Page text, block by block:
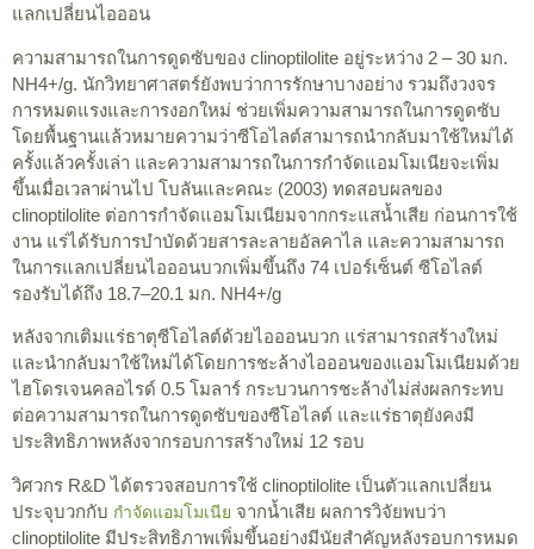
แลกเปลี่ยนไอออน
ความสามารถในการดูดซับของ clinoptilolite อยู่ระหว่าง 2 – 30 มก.
NH4+/g. นักวิทยาศาสตร์ยังพบว่าการรักษาบางอย่าง รวมถึงวงจร
การหมดแรงและการงอกใหม่ ช่วยเพิ่มความสามารถในการดูดซับ
โดยพื้นฐานแล้วหมายความว่าซีโอไลต์สามารถนำกลับมาใช้ใหม่ได้
ครั้งแล้วครั้งเล่า และความสามารถในการกำจัดแอมโมเนียจะเพิ่ม
ขึ้นเมื่อเวลาผ่านไป โบลันและคณะ (2003) ทดสอบผลของ
clinoptilolite ต่อการกำจัดแอมโมเนียมจากกระแสน้ำเสีย ก่อนการใช้
งาน แร่ได้รับการบำบัดด้วยสารละลายอัลคาไล และความสามารถ
ในการแลกเปลี่ยนไอออนบวกเพิ่มขึ้นถึง 74 เปอร์เซ็นต์ ซีโอไลต์
รองรับได้ถึง 18.7–20.1 มก. NH4+/g
หลังจากเติมแร่ธาตุซีโอไลต์ด้วยไอออนบวก แร่สามารถสร้างใหม่
และนำกลับมาใช้ใหม่ได้โดยการชะล้างไอออนของแอมโมเนียมด้วย
ไฮโดรเจนคลอไรด์ 0.5 โมลาร์ กระบวนการชะล้างไม่ส่งผลกระทบ
ต่อความสามารถในการดูดซับของซีโอไลต์ และแร่ธาตุยังคงมี
ประสิทธิภาพหลังจากรอบการสร้างใหม่ 12 รอบ
วิศวกร R&D ได้ตรวจสอบการใช้ clinoptilolite เป็นตัวแลกเปลี่ยน
ประจุบวกกับ กำจัดแอมโมเนีย จากน้ำเสีย ผลการวิจัยพบว่า
clinoptilolite มีประสิทธิภาพเพิ่มขึ้นอย่างมีนัยสำคัญหลังรอบการหมด